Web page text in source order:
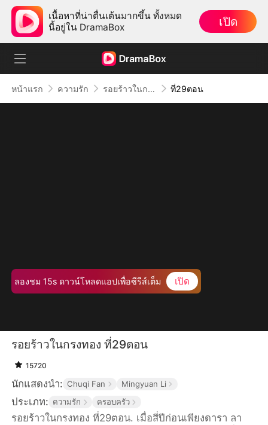
เนื้อหาที่น่าตื่นเต้นมากขึ้น ทั้งหมด
นี้อยู่ใน DramaBox
เปิด
หน้าแรก ความรัก รอยร้าวในกรงทอง ที่29ตอน
ลองชม 15s ดาวน์โหลดแอปเพื่อซีรีส์เต็ม เปิด
รอยร้าวในกรงทอง ที่29ตอน
15720
นักแสดงนำ: Chuqi Fan Mingyuan Li
ประเภท: ความรัก ครอบครัว
รอยร้าวในกรงทอง ที่29ตอน. เมื่อสี่ปีก่อนเพียงดารา ลา